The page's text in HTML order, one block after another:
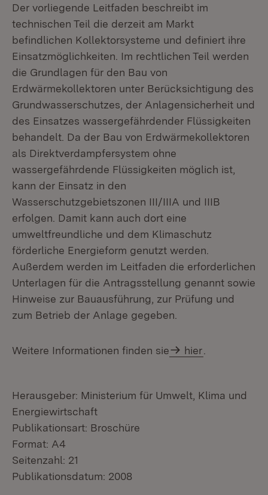
Der vorliegende Leitfaden beschreibt im
technischen Teil die derzeit am Markt
befindlichen Kollektorsysteme und definiert ihre
Einsatzmöglichkeiten. Im rechtlichen Teil werden
die Grundlagen für den Bau von
Erdwärmekollektoren unter Berücksichtigung des
Grundwasserschutzes, der Anlagensicherheit und
des Einsatzes wassergefährdender Flüssigkeiten
behandelt. Da der Bau von Erdwärmekollektoren
als Direktverdampfersystem ohne
wassergefährdende Flüssigkeiten möglich ist,
kann der Einsatz in den
Wasserschutzgebietszonen III/IIIA und IIIB
erfolgen. Damit kann auch dort eine
umweltfreundliche und dem Klimaschutz
förderliche Energieform genutzt werden.
Außerdem werden im Leitfaden die erforderlichen
Unterlagen für die Antragsstellung genannt sowie
Hinweise zur Bauausführung, zur Prüfung und
zum Betrieb der Anlage gegeben.
Weitere Informationen finden sie hier
Herausgeber: Ministerium für Umwelt, Klima und
Energiewirtschaft
Publikationsart: Broschüre
Format: A4
Seitenzahl: 21
Publikationsdatum: 2008